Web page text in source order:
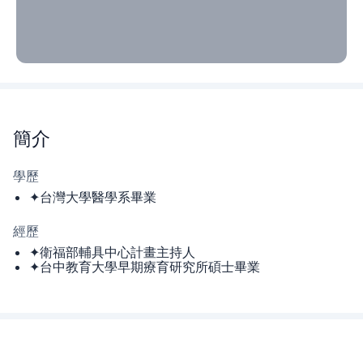
簡介
學歷
✦台灣大學醫學系畢業
經歷
✦衛福部輔具中心計畫主持人
✦台中教育大學早期療育研究所碩士畢業